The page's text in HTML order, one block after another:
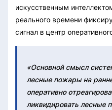
искусственным
реального времени
сигнал в центр
«Основной смысл
лесные пожары на
оперативно
ликвидировать лесные